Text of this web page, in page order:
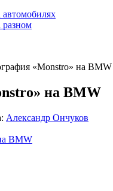
разном
«Monstro» на BMW
на BMW
Александр Ончуков